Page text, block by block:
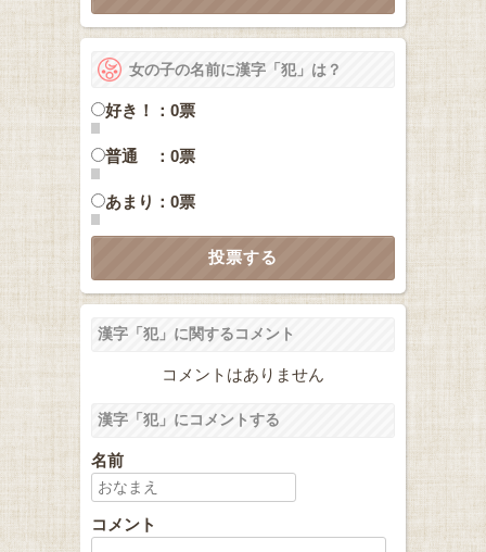
女の子の名前に漢字「犯」は？
好き！：0票
普通 ：0票
あまり：0票
漢字「犯」に関するコメント
コメントはありません
漢字「犯」にコメントする
名前
コメント